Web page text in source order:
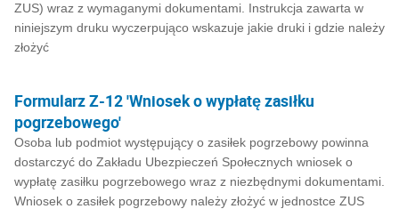
ZUS) wraz z wymaganymi dokumentami. Instrukcja zawarta w
niniejszym druku wyczerpująco wskazuje jakie druki i gdzie należy
złożyć
Formularz Z-12 'Wniosek o wypłatę zasiłku
pogrzebowego'
Osoba lub podmiot występujący o zasiłek pogrzebowy powinna
dostarczyć do Zakładu Ubezpieczeń Społecznych wniosek o
wypłatę zasiłku pogrzebowego wraz z niezbędnymi dokumentami.
Wniosek o zasiłek pogrzebowy należy złożyć w jednostce ZUS